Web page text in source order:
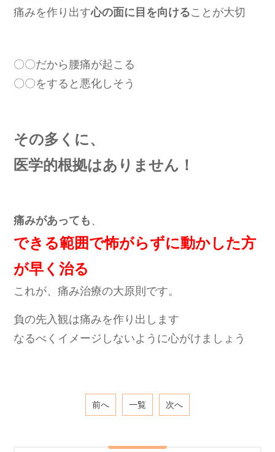
痛みを作り出す心の面に目を向けることが大切
〇〇だから腰痛が起こる
〇〇をすると悪化しそう
その多くに、
医学的根拠はありません！
痛みがあっても 、
できる範囲で怖がらずに動かした方
が早く治る
これが、痛み治療の大原則です。
負の先入観は痛みを作り出します
なるべくイメージしないように心がけましょう
前へ 一覧 次へ